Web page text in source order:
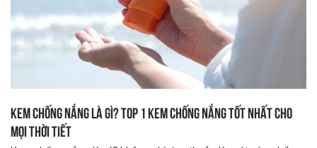
Kem chống nắng là gì? Top 1 kem chống nắng tốt nhất cho
mọi thời tiết